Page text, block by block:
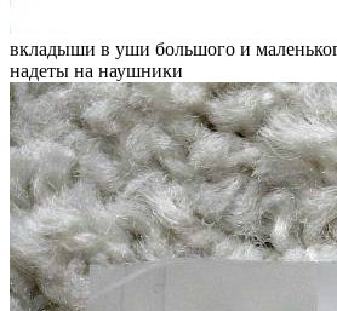
вкладыши в уши большого и
надеты на наушники